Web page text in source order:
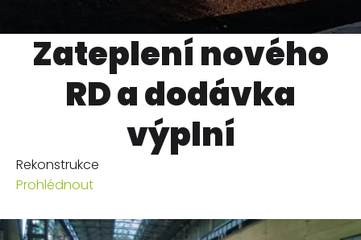
Zateplení nového
RD a dodávka
výplní
Rekonstrukce
Prohlédnout